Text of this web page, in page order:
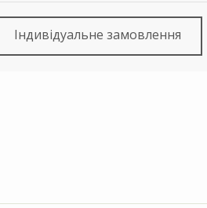
Індивідуальне замовлення